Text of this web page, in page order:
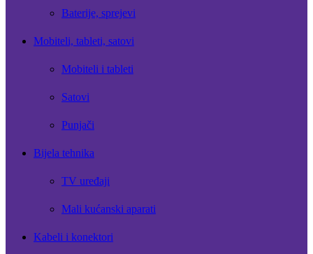
Baterije, sprejevi
Mobiteli, tableti, satovi
Mobiteli i tableti
Satovi
Punjači
Bijela tehnika
TV uređaji
Mali kućanski aparati
Kabeli i konektori